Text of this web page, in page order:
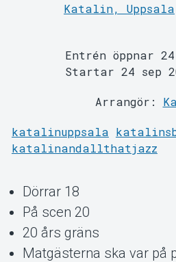
Katalin, Uppsala
Entrén öppnar
Startar 24 sep
Arrangör:
katalinuppsala
katalinandallthatjazz
Dörrar 18
På scen 20
20 års gräns
Matgästerna ska var på